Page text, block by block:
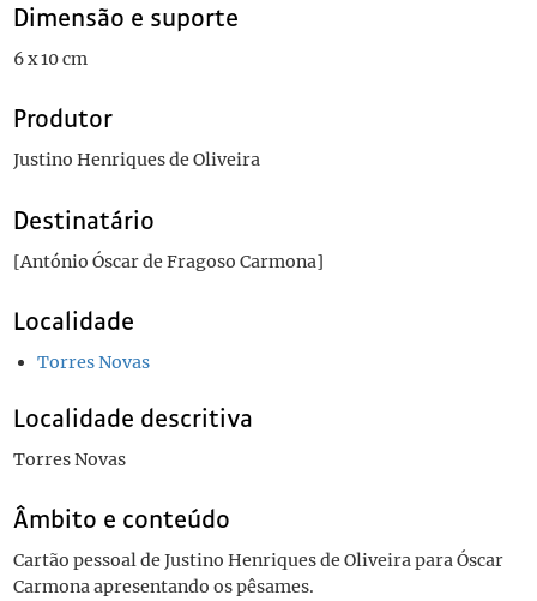
Dimensão e suporte
6 x 10 cm
Produtor
Justino Henriques de Oliveira
Destinatário
[António Óscar de Fragoso Carmona]
Localidade
Torres Novas
Localidade descritiva
Torres Novas
Âmbito e conteúdo
Cartão pessoal de Justino Henriques de Oliveira para Óscar
Carmona apresentando os pêsames.